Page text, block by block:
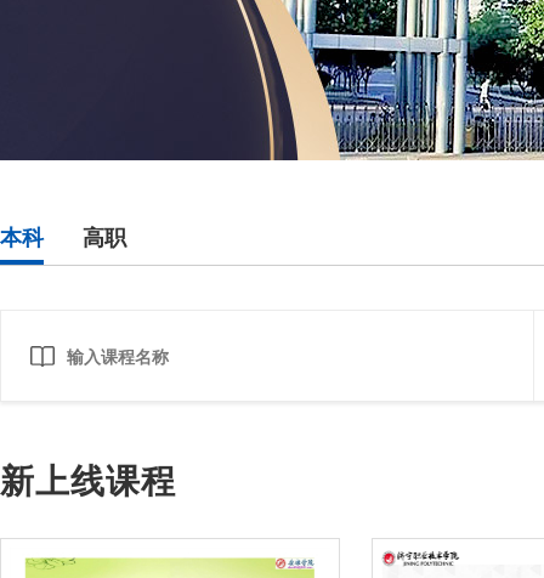
本科 高职
新上线课程